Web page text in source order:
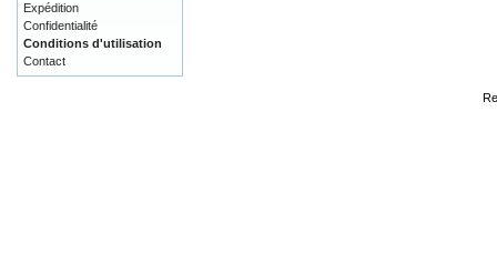
Expédition
Confidentialité
Conditions d'utilisation
Contact